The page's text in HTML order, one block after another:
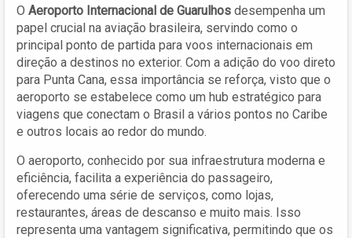
O Aeroporto Internacional de Guarulhos desempenha um
papel crucial na aviação brasileira, servindo como o
principal ponto de partida para voos internacionais em
direção a destinos no exterior. Com a adição do voo direto
para Punta Cana, essa importância se reforça, visto que o
aeroporto se estabelece como um hub estratégico para
viagens que conectam o Brasil a vários pontos no Caribe
e outros locais ao redor do mundo.
O aeroporto, conhecido por sua infraestrutura moderna e
eficiência, facilita a experiência do passageiro,
oferecendo uma série de serviços, como lojas,
restaurantes, áreas de descanso e muito mais. Isso
representa uma vantagem significativa, permitindo que os